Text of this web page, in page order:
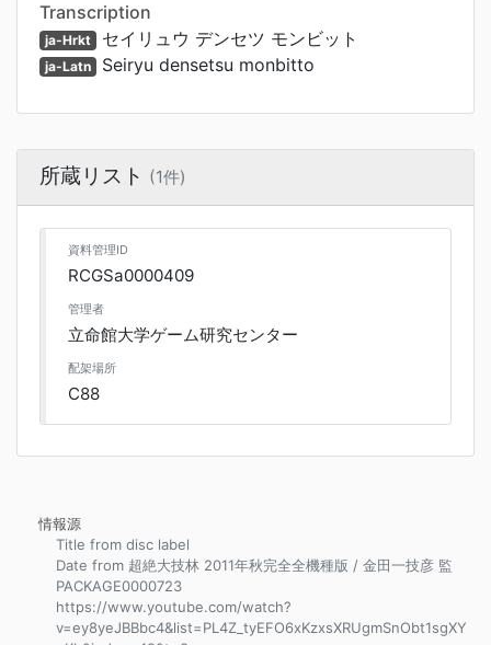
Transcription
ja-Hrkt セイリュウ デンセツ モンビット
ja-Latn Seiryu densetsu monbitto
所蔵リスト (1件)
資料管理ID
RCGSa0000409
管理者
立命館大学ゲーム研究センター
配架場所
C88
情報源
Title from disc label
Date from 超絶大技林 2011年秋完全全機種版 / 金田一技彦 監
PACKAGE0000723
https://www.youtube.com/watch?
v=ey8yeJBBbc4&list=PL4Z_tyEFO6xKzxsXRUgmSnObt1sgXY